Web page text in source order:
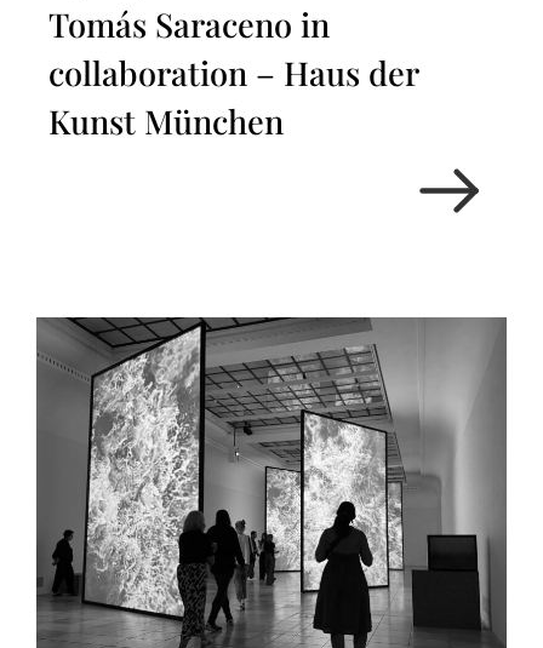
Tomás Saraceno in
collaboration – Haus der
Kunst München